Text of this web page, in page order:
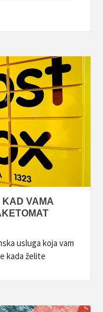
KAD VAMA
usluga koja vam
kada želite